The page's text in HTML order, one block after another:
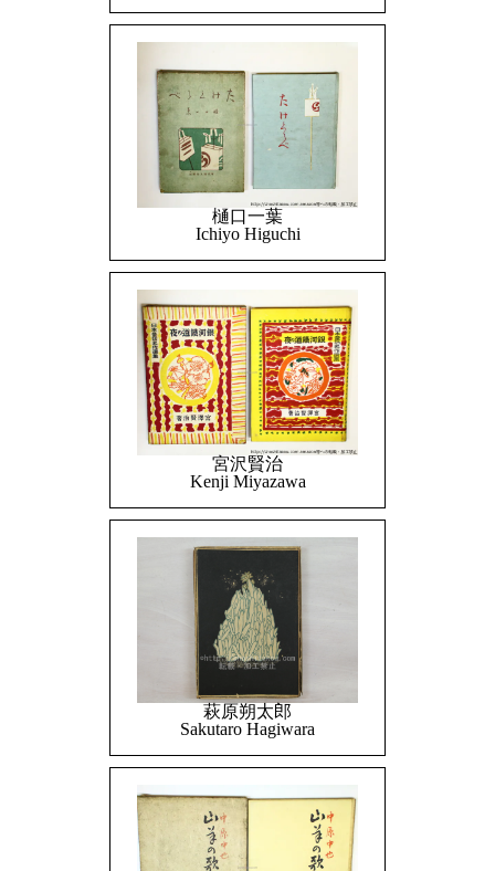
樋口一葉
Ichiyo Higuchi
宮沢賢治
Kenji Miyazawa
萩原朔太郎
Sakutaro Hagiwara